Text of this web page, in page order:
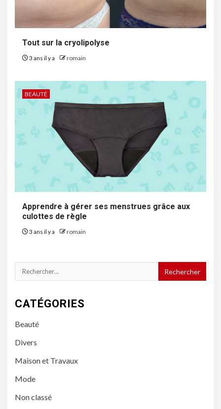
Tout sur la cryolipolyse
3 ans il y a romain
BEAUTÉ
Apprendre à gérer ses menstrues grâce aux
culottes de règle
3 ans il y a romain
Rechercher :
CATÉGORIES
Beauté
Divers
Maison et Travaux
Mode
Non classé